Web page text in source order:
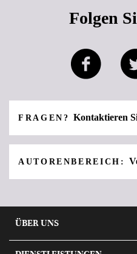
Folgen
FRAGEN?Kontaktieren
AUTORENBEREICH:
ÜBER UNS